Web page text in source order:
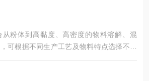
粉体到高黏度、高密度的物料溶解、混
可根据不同生产工艺及物料特点选择不同
式、多桨叶式）。